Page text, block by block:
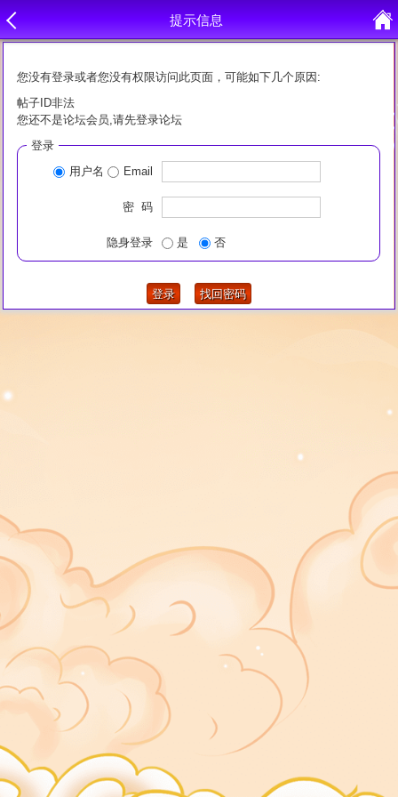
提示信息
您没有登录或者您没有权限访问此页面，可能如下几个原因:
帖子ID非法
您还不是论坛会员,请先登录论坛
登录
用户名
Email
密 码
隐身登录 是 否